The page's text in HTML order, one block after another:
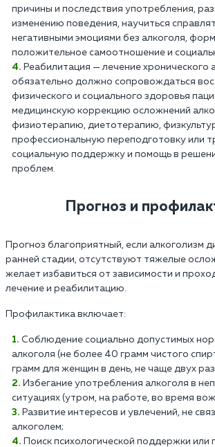
причины и последствия употребления,
изменению поведения, научиться
негативными эмоциями без алкоголя,
положительное самоотношение и
Реабилитация — лечение хронического
обязательно должно сопровождаться
физического и социального здоровья
медицинскую коррекцию осложнений
физиотерапию, диетотерапию,
профессиональную переподготовку или
социальную поддержку и помощь в
проблем.
Прогноз и
Прогноз благоприятный, если алкоголизм
ранней стадии, отсутствуют тяжелые
желает избавиться от зависимости и
лечение и реабилитацию.
Профилактика включает:
Соблюдение социально допустимых
алкоголя (не более 40 грамм чистого
грамм для женщин в день, не чаще двух
Избегание употребления алкоголя в
ситуациях (утром, на работе, во время
Развитие интересов и увлечений, не
алкоголем;
Поиск психологической поддержки или